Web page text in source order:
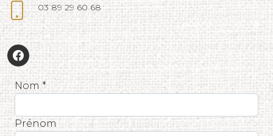
03 89 29 60 68
Nom *
Prénom